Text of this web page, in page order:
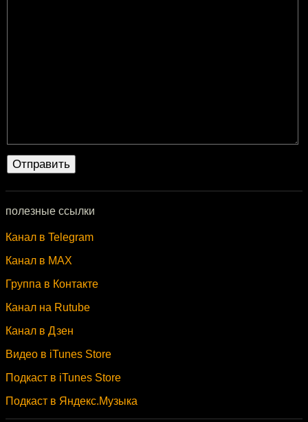
полезные ссылки
Канал в Telegram
Канал в MAX
Группа в Контакте
Канал на Rutube
Канал в Дзен
Видео в iTunes Store
Подкаст в iTunes Store
Подкаст в Яндекс.Музыка